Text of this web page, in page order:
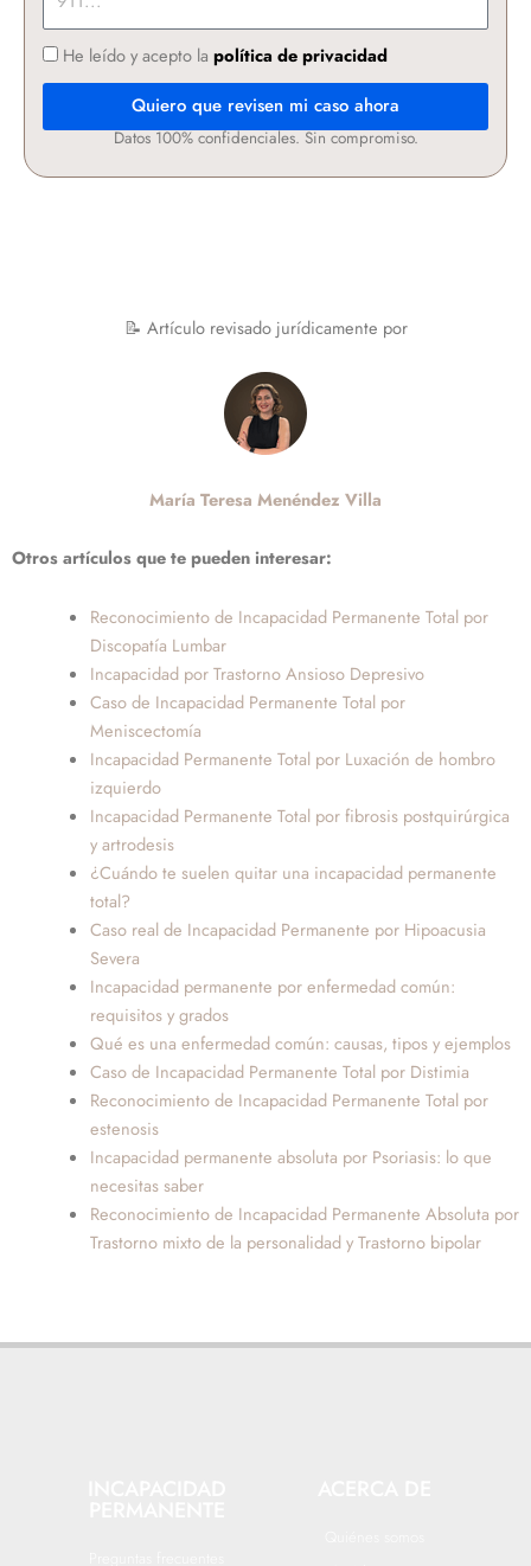
He leído y acepto la política de privacidad
Quiero que revisen mi caso ahora
Datos 100% confidenciales. Sin compromiso.
📝 Artículo revisado jurídicamente por
María Teresa Menéndez Villa
Otros artículos que te pueden interesar:
Reconocimiento de Incapacidad Permanente Total por
Discopatía Lumbar
Incapacidad por Trastorno Ansioso Depresivo
Caso de Incapacidad Permanente Total por
Meniscectomía
Incapacidad Permanente Total por Luxación de hombro
izquierdo
Incapacidad Permanente Total por fibrosis postquirúrgica
y artrodesis
¿Cuándo te suelen quitar una incapacidad permanente
total?
Caso real de Incapacidad Permanente por Hipoacusia
Severa
Incapacidad permanente por enfermedad común:
requisitos y grados
Qué es una enfermedad común: causas, tipos y ejemplos
Caso de Incapacidad Permanente Total por Distimia
Reconocimiento de Incapacidad Permanente Total por
estenosis
Incapacidad permanente absoluta por Psoriasis: lo que
necesitas saber
Reconocimiento de Incapacidad Permanente Absoluta por
Trastorno mixto de la personalidad y Trastorno bipolar